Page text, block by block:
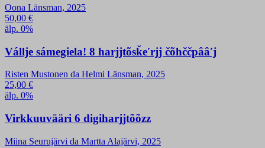
Oona Länsman, 2025
50,00 €
älp. 0%
Vállje sámegiela! 8 harjjtõsǩeʹrjj čõhččpââʹj
Risten Mustonen da Helmi Länsman, 2025
25,00 €
älp. 0%
Virkkuuvääri 6 digiharjjtõõzz
Miina Seurujärvi da Martta Alajärvi, 2025